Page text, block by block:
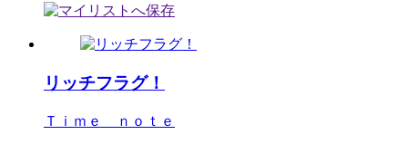
リッチフラグ！
Ｔｉｍｅ ｎｏｔｅ